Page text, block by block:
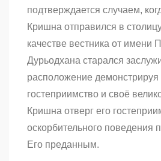
подтверждается случаем,
Кришна отправился в
качестве вестника от имени
Дурьодхана старался
расположение демонстрируя
гостеприимство и своё
Кришна отверг его
оскорбительного поведения
Его преданным.